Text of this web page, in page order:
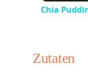
Chia
Zutaten